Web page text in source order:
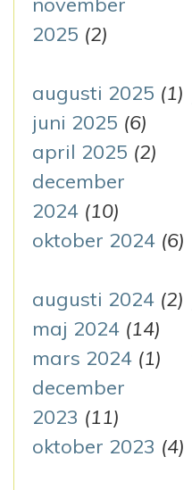
2025 (2)
augusti 2025 (1)
juni 2025 (6)
april 2025 (2)
december
2024 (10)
oktober 2024 (6)
augusti 2024 (2)
maj 2024 (14)
mars 2024 (1)
december
2023 (11)
oktober 2023 (4)